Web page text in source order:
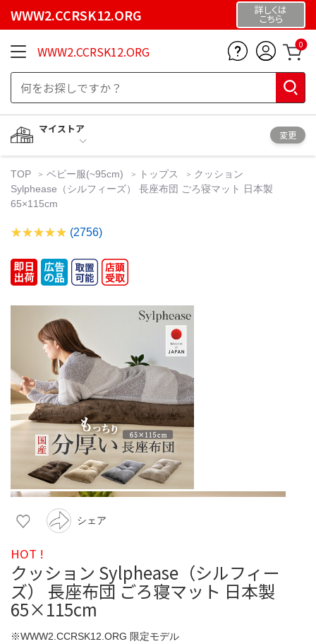
WWW2.CCRSK12.ORG 詳しくは
こちら
WWW2.CCRSK12.ORG 0
マイストア
変更
TOP ベビー服(~95cm) トップス
クッション
Sylphease（シルフィーズ） 長座布団 ごろ寝マット 日本製
65×115cm
(2756)
シェア
HOT !
クッション Sylphease（シルフィー
ズ） 長座布団 ごろ寝マット 日本製
65×115cm
※WWW2.CCRSK12.ORG 限定モデル